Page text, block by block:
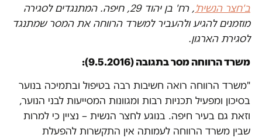
ב'חצר הנשית'
, רח' בן יהוד 29, חיפה. המתנגדים לסגירה
מוזמנים להגיע ולהעביר למשרד הרווחה את המסר שמתנגד
לסגירת הארגון.
משרד הרווחה מסר בתגובה (9.5.2016):
"משרד הרווחה רואה חשיבות רבה בטיפול ובתמיכה בנוער
בסיכון ומפעיל תכניות רבות ומגוונות המסייעות לבני הנוער,
וזאת גם בעיר חיפה. בנוגע לחצר הנשית – נציין כי למרות
שבין משרד הרווחה לעמותה אין התקשרות להפעלת